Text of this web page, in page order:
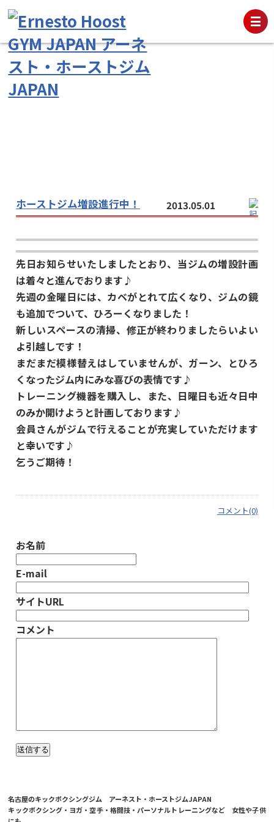
ホーストジム増設進行中！ 2013.05.01
先日お知らせいたしましたとおり、当ジムの増設計画
は着々と進んでおります♪
先週の金曜日には、カベがとれて広くなり、ジムの鏡
も追加でついて、ひろーくなりました！
新しいスペースの清掃、修正が終わりましたらいよい
よ引越しです！
まだまだ模様替えはしていませんが、ガーン、とひろ
くなったジム内にみな喜びの表情です♪
トレーニング機器を購入し、また、日曜日も近々日中
のみか開けようと計画しております♪
会員さんがジムで行えることが充実していただけます
と幸いです♪
乞うご期待！
コメント(0)
お名前
E-mail
サイトURL
コメント
名古屋のキックボクシングジム アーネスト・ホーストジムJAPAN
キックボクシング・ヨガ・空手・格闘技・パーソナルトレーニングなど 女性や子供